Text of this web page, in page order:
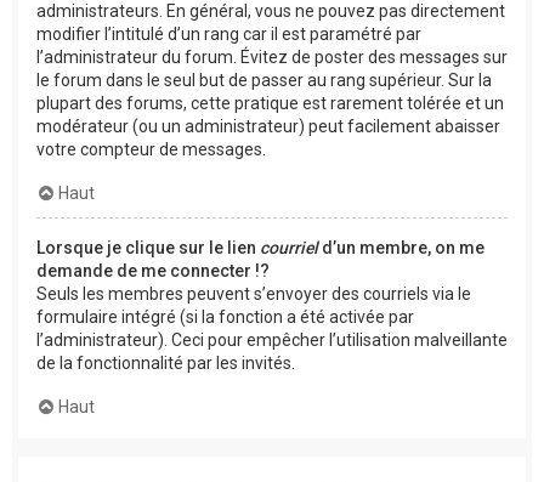
administrateurs. En général, vous ne pouvez pas directement
modifier l’intitulé d’un rang car il est paramétré par
l’administrateur du forum. Évitez de poster des messages sur
le forum dans le seul but de passer au rang supérieur. Sur la
plupart des forums, cette pratique est rarement tolérée et un
modérateur (ou un administrateur) peut facilement abaisser
votre compteur de messages.
Haut
Lorsque je clique sur le lien courrield’un membre, on me
demande de me connecter !?
Seuls les membres peuvent s’envoyer des courriels via le
formulaire intégré (si la fonction a été activée par
l’administrateur). Ceci pour empêcher l’utilisation malveillante
de la fonctionnalité par les invités.
Haut